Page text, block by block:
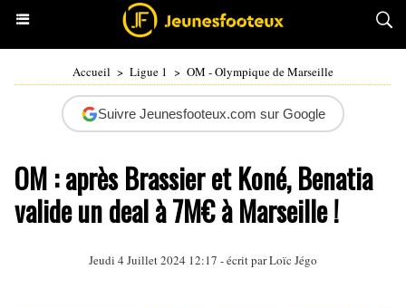
Accueil > Ligue 1 > OM - Olympique de Marseille
Suivre Jeunesfooteux.com sur Google
OM : après Brassier et Koné, Benatia
valide un deal à 7M€ à Marseille !
Jeudi 4 Juillet 2024 12:17 - écrit parLoïc Jégo